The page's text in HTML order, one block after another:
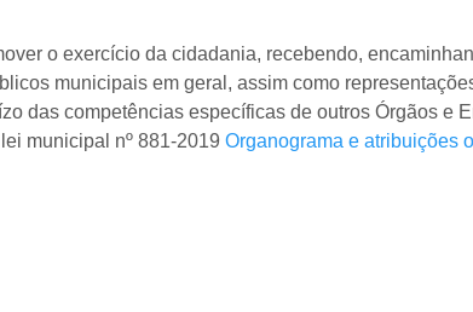
o exercício da cidadania, recebendo,
municipais em geral, assim como
das competências específicas de outros Órgãos e
municipal nº 881-2019 Organograma e atribuições